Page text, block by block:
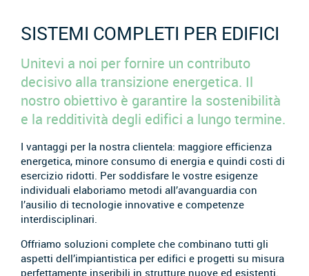
SISTEMI COMPLETI PER EDIFICI
Unitevi a noi per fornire un contributo
decisivo alla transizione energetica. Il
nostro obiettivo è garantire la sostenibilità
e la redditività degli edifici a lungo termine.
I vantaggi per la nostra clientela: maggiore efficienza
energetica, minore consumo di energia e quindi costi di
esercizio ridotti. Per soddisfare le vostre esigenze
individuali elaboriamo metodi all’avanguardia con
l’ausilio di tecnologie innovative e competenze
interdisciplinari.
Offriamo soluzioni complete che combinano tutti gli
aspetti dell’impiantistica per edifici e progetti su misura
perfettamente inseribili in strutture nuove ed esistenti.